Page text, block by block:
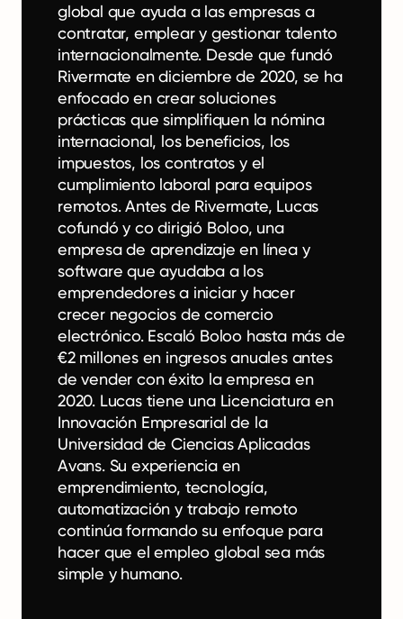
global que ayuda a las empresas a
contratar, emplear y gestionar talento
internacionalmente. Desde que fundó
Rivermate en diciembre de 2020, se ha
enfocado en crear soluciones
prácticas que simplifiquen la nómina
internacional, los beneficios, los
impuestos, los contratos y el
cumplimiento laboral para equipos
remotos. Antes de Rivermate, Lucas
cofundó y co dirigió Boloo, una
empresa de aprendizaje en línea y
software que ayudaba a los
emprendedores a iniciar y hacer
crecer negocios de comercio
electrónico. Escaló Boloo hasta más de
€2 millones en ingresos anuales antes
de vender con éxito la empresa en
2020. Lucas tiene una Licenciatura en
Innovación Empresarial de la
Universidad de Ciencias Aplicadas
Avans. Su experiencia en
emprendimiento, tecnología,
automatización y trabajo remoto
continúa formando su enfoque para
hacer que el empleo global sea más
simple y humano.